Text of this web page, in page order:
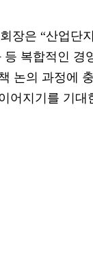
장은 “산업단
복합적인 경
논의 과정에
어지기를 기대